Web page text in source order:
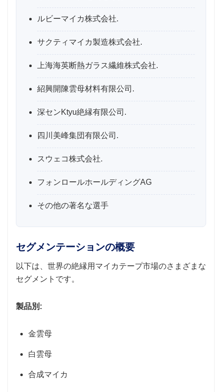
ルビーマイカ株式会社.
サクティマイカ製造株式会社.
上海海英断熱ガラス繊維株式会社.
紹興開陳雲母材料有限公司.
深センKtyu絶縁有限公司.
四川美峰集団有限公司.
スウェコ株式会社.
フォンロールホールディングAG
その他の著名な選手
セグメンテーションの概要
以下は、世界の絶縁用マイカテープ市場のさまざまな
セグメントです。
製品別:
金雲母
白雲母
合成マイカ